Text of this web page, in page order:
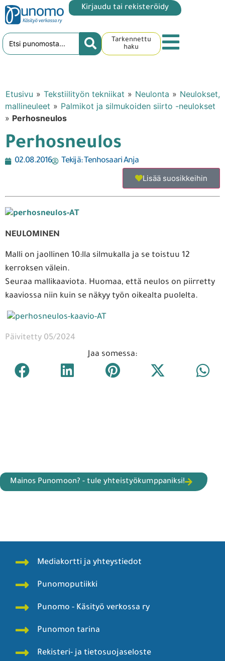
Kirjaudu tai rekisteröidy
Tarkennettu
haku
Etusivu » Tekstiilityön tekniikat » Neulonta » Neulokset,
mallineuleet » Palmikot ja silmukoiden siirto -neulokset
» Perhosneulos
Perhosneulos
02.08.2016 Tekijä:Tenhosaari Anja
Lisää suosikkeihin
NEULOMINEN
Malli on jaollinen 10:lla silmukalla ja se toistuu 12
kerroksen välein.
Seuraa mallikaaviota. Huomaa, että neulos on piirretty
kaaviossa niin kuin se näkyy työn oikealta puolelta.
Päivitetty 05/2024
Jaa somessa:
Mainos Punomoon? - tule yhteistyökumppaniksi!
Mediakortti ja yhteystiedot
Punomoputiikki
Punomo - Käsityö verkossa ry
Punomon tarina
Rekisteri- ja tietosuojaseloste